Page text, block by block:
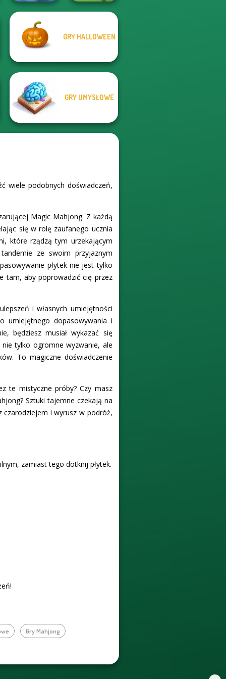
Air Hockey Cup
GRY HALLOWEEN
GRY UMYSŁOWE
wiele podobnych doświadczeń,
Magic Mahjong. Z każdą
się w rolę zaufanego ucznia
które rządzą tym urzekającym
ze swoim przyjaznym
płytek nie jest tylko
tam, aby poprowadzić cię przez
i własnych umiejętności
umiejętnego dopasowywania i
będziesz musiał wykazać się
tylko ogromne wyzwanie, ale
To magiczne doświadczenie
te mistyczne próby? Czy masz
Sztuki tajemne czekają na
czarodziejem i wyrusz w podróż,
zamiast tego dotknij płytek.
Gry Mahjong